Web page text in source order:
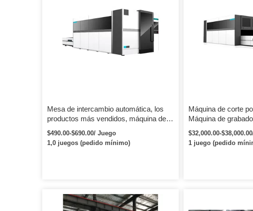
Mesa de intercambio automática, los
productos más vendidos, máquina de
corte de chapa por láser de fibra
$490.00-$690.00/ Juego
1,0 juegos (pedido mínimo)
Máquina de corte
Máquina de
láser de CO2 para
contrachapada de
$32,000.00-
1 juego (pedido